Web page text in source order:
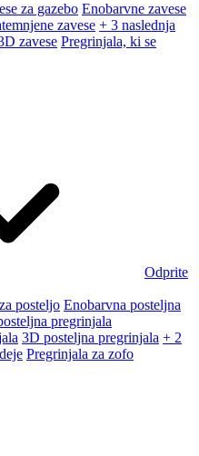
za gazebo Enobarvne zavese
zavese + 3 naslednja
zavese Pregrinjala, ki se
Odprite
posteljo Enobarvna posteljna
pregrinjala
3D posteljna pregrinjala + 2
Pregrinjala za zofo